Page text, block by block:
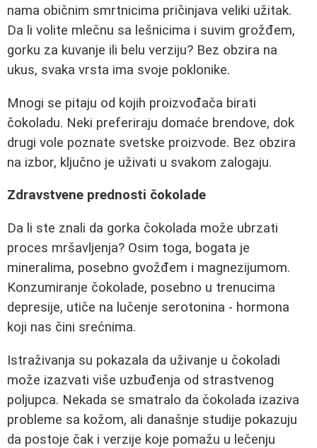
nama običnim smrtnicima pričinjava veliki užitak.
Da li volite mlečnu sa lešnicima i suvim grožđem,
gorku za kuvanje ili belu verziju? Bez obzira na
ukus, svaka vrsta ima svoje poklonike.
Mnogi se pitaju od kojih proizvođača birati
čokoladu. Neki preferiraju domaće brendove, dok
drugi vole poznate svetske proizvode. Bez obzira
na izbor, ključno je uživati u svakom zalogaju.
Zdravstvene prednosti čokolade
Da li ste znali da gorka čokolada može ubrzati
proces mršavljenja? Osim toga, bogata je
mineralima, posebno gvožđem i magnezijumom.
Konzumiranje čokolade, posebno u trenucima
depresije, utiče na lučenje serotonina - hormona
koji nas čini srećnima.
Istraživanja su pokazala da uživanje u čokoladi
može izazvati više uzbuđenja od strastvenog
poljupca. Nekada se smatralo da čokolada izaziva
probleme sa kožom, ali današnje studije pokazuju
da postoje čak i verzije koje pomažu u lečenju